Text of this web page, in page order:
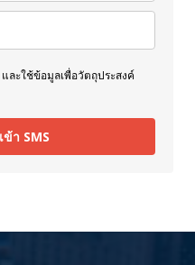
ละใช้ข้อมูลเพื่อวัตถุประสงค์
า SMS